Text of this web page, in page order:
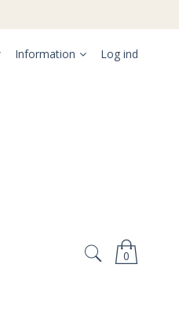
Information Log ind
0